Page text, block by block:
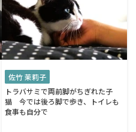
佐竹 茉莉子
トラバサミで両前脚がちぎれた子
猫 今では後ろ脚で歩き、トイレも
食事も自分で